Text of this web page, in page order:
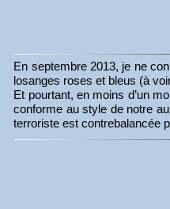
En septembre 2013, je ne
losanges roses et bleus (à
Et pourtant, en moins d’un
conforme au style de notre
terroriste est contrebalancée